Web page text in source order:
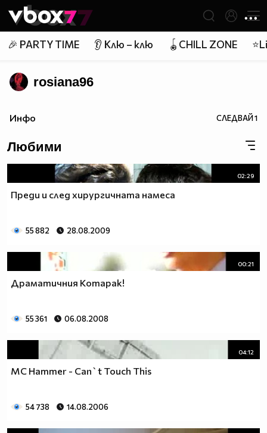
👾
🎉 PARTY TIME 👂 Клю – клю 🪀CHILL ZONE
rosiana96
Инфо СЛЕДВАЙ1
Любими
02:29
Преди и след хирургичната намеса
55 882 28.08.2009
00:21
Драматичния Котарак!
55 361 06.08.2008
04:12
MC Hammer - Can`t Touch This
54 738 14.08.2006